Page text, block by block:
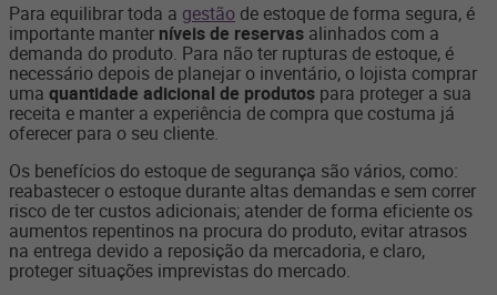
Para equilibrar toda a gestão de estoque de forma segura, é
importante manter níveis de reservas alinhados com a
demanda do produto. Para não ter rupturas de estoque, é
necessário depois de planejar o inventário, o lojista comprar
uma quantidade adicional de produtos para proteger a sua
receita e manter a experiência de compra que costuma já
oferecer para o seu cliente.
Os benefícios do estoque de segurança são vários, como:
reabastecer o estoque durante altas demandas e sem correr
risco de ter custos adicionais; atender de forma eficiente os
aumentos repentinos na procura do produto, evitar atrasos
na entrega devido a reposição da mercadoria, e claro,
proteger situações imprevistas do mercado.